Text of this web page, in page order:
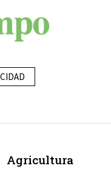
Agricultura